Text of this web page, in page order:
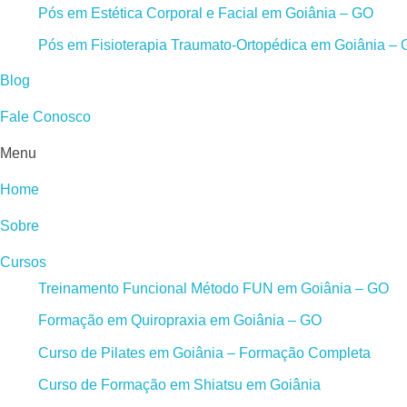
Pós em Estética Corporal e Facial em Goiânia – GO
Pós em Fisioterapia Traumato-Ortopédica em Goiânia –
Blog
Fale Conosco
Menu
Home
Sobre
Cursos
Treinamento Funcional Método FUN em Goiânia – GO
Formação em Quiropraxia em Goiânia – GO
Curso de Pilates em Goiânia – Formação Completa
Curso de Formação em Shiatsu em Goiânia